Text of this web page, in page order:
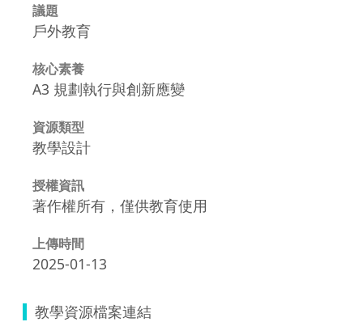
議題
戶外教育
核心素養
A3 規劃執行與創新應變
資源類型
教學設計
授權資訊
著作權所有，僅供教育使用
上傳時間
2025-01-13
教學資源檔案連結